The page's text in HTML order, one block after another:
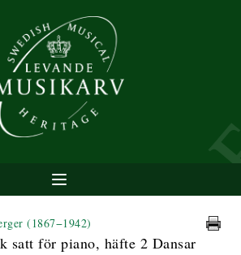
(1867−1942)
satt för piano, häfte 2 Dansar